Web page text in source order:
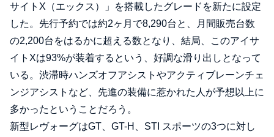
サイトX（エックス）」を搭載したグレードを新たに設定
した。先行予約では約2ヶ月で8,290台と、月間販売台数
の2,200台をはるかに超える数となり、結局、このアイサ
イトXは93%が装着するという、好調な滑り出しとなって
いる。渋滞時ハンズオフアシストやアクティブレーンチェ
ンジアシストなど、先進の装備に惹かれた人が予想以上に
多かったということだろう。
新型レヴォーグはGT、GT-H、STI スポーツの3つに対し